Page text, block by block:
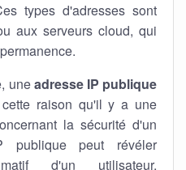
types d'adresses sont
aux serveurs cloud, qui
uneadresse IP publique
raison qu'il y a une
la sécurité d'un
publique peut révéler
d'un utilisateur.